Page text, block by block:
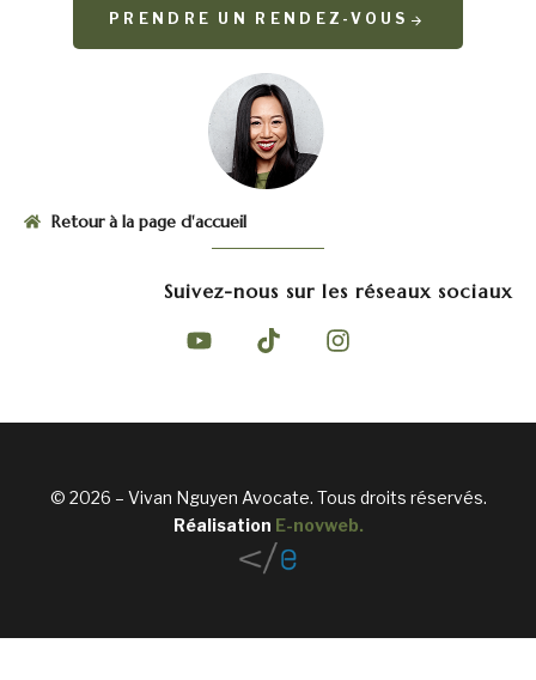
PRENDRE UN RENDEZ-VOUS
Retour à la page d'accueil
Suivez-nous sur les réseaux sociaux
© 2026 – Vivan Nguyen Avocate. Tous droits réservés.
Réalisation E-novweb.